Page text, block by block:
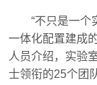
“不只是一个
一体化配置建成
人员介绍，实验
士领衔的25个团